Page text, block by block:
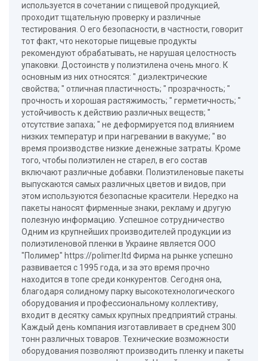
используется в сочетании с пищевой продукцией,
проходит тщательную проверку и различные
тестирования. О его безопасности, в частности, говорит
тот факт, что некоторые пищевые продукты
рекомендуют обрабатывать, не нарушая целостность
упаковки. Достоинств у полиэтилена очень много. К
основным из них относятся: " диэлектрические
свойства; " отличная пластичность; " прозрачность; "
прочность и хорошая растяжимость; " герметичность; "
устойчивость к действию различных веществ; "
отсутствие запаха; " не деформируется под влиянием
низких температур и при нагревании в вакууме; " во
время производстве низкие денежные затраты. Кроме
того, чтобы полиэтилен не старел, в его состав
включают различные добавки. Полиэтиленовые пакеты
выпускаются самых различных цветов и видов, при
этом используются безопасные красители. Нередко на
пакеты наносят фирменные знаки, рекламу и другую
полезную информацию. Успешное сотрудничество
Одним из крупнейших производителей продукции из
полиэтиленовой пленки в Украине является ООО
"Полимер" https://polimer.ltd Фирма на рынке успешно
развивается с 1995 года, и за это время прочно
находится в топе среди конкурентов. Сегодня она,
благодаря солидному парку высокотехнологического
оборудования и профессиональному коллективу,
входит в десятку самых крупных предприятий страны.
Каждый день компания изготавливает в среднем 300
тонн различных товаров. Технические возможности
оборудования позволяют производить пленку и пакеты